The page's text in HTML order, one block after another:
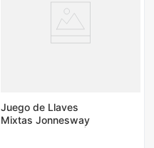
Juego de Llaves
Mixtas Jonnesway